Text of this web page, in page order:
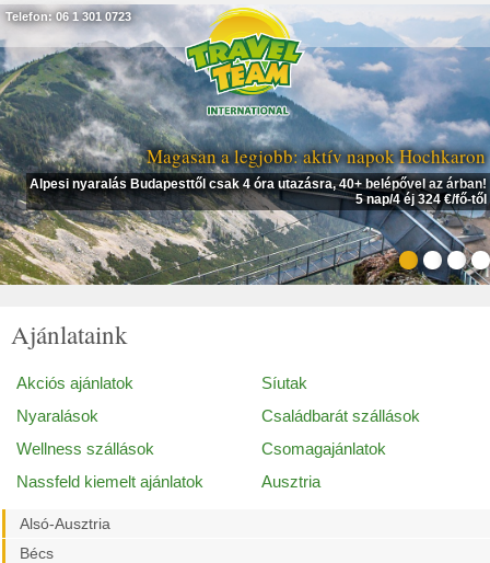
Magasan a legjobb: aktív napok Hochkaron
Alpesi nyaralás Budapesttől csak 4 óra utazásra, 40+ belépővel az árban!
5 nap/4 éj 324 €/fő-től
Telefon: 06 1 301 0723
Ajánlataink
Akciós ajánlatok
Síutak
Nyaralások
Családbarát szállások
Wellness szállások
Csomagajánlatok
Nassfeld kiemelt ajánlatok
Ausztria
Alsó-Ausztria
Bécs